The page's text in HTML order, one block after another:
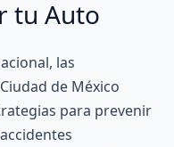
tu Auto
las
de México
para prevenir